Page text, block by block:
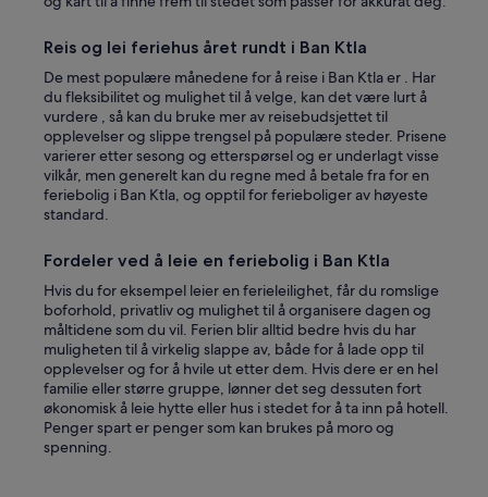
Reis og lei feriehus året rundt i Ban Ktla
De mest populære månedene for å reise i Ban Ktla er . Har
du fleksibilitet og mulighet til å velge, kan det være lurt å
vurdere , så kan du bruke mer av reisebudsjettet til
opplevelser og slippe trengsel på populære steder. Prisene
varierer etter sesong og etterspørsel og er underlagt visse
vilkår, men generelt kan du regne med å betale fra for en
feriebolig i Ban Ktla, og opptil for ferieboliger av høyeste
standard.
Fordeler ved å leie en feriebolig i Ban Ktla
Hvis du for eksempel leier en ferieleilighet, får du romslige
boforhold, privatliv og mulighet til å organisere dagen og
måltidene som du vil. Ferien blir alltid bedre hvis du har
muligheten til å virkelig slappe av, både for å lade opp til
opplevelser og for å hvile ut etter dem. Hvis dere er en hel
familie eller større gruppe, lønner det seg dessuten fort
økonomisk å leie hytte eller hus i stedet for å ta inn på hotell.
Penger spart er penger som kan brukes på moro og
spenning.